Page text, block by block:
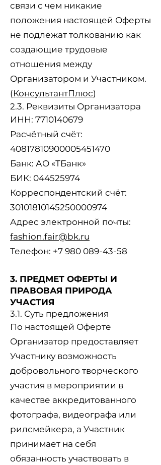
связи с чем никакие
положения настоящей Оферты
не подлежат толкованию как
создающие трудовые
отношения между
Организатором и Участником.
(КонсультантПлюс)
2.3. Реквизиты Организатора
ИНН: 7710140679
Расчётный счёт:
40817810900005451470
Банк: АО «ТБанк»
БИК: 044525974
Корреспондентский счёт:
30101810145250000974
Адрес электронной почты:
fashion.fair@bk.ru
Телефон: +7 980 089-43-58
3. ПРЕДМЕТ ОФЕРТЫ И
ПРАВОВАЯ ПРИРОДА
УЧАСТИЯ
3.1. Суть предложения
По настоящей Оферте
Организатор предоставляет
Участнику возможность
добровольного творческого
участия в мероприятии в
качестве аккредитованного
фотографа, видеографа или
рилсмейкера, а Участник
принимает на себя
обязанность участвовать в